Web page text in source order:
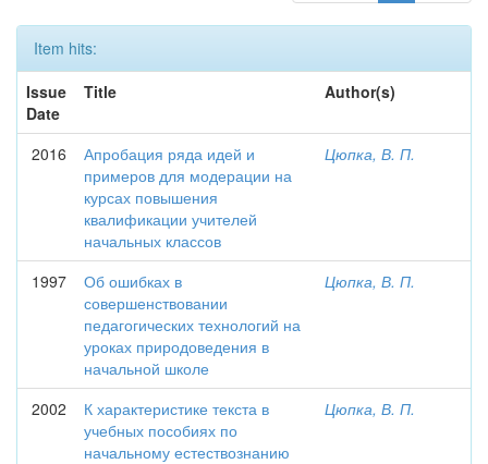
Item hits:
Issue
Date
Title Author(s)
2016
Апробация ряда идей и
примеров для модерации на
курсах повышения
квалификации учителей
начальных классов
Цюпка, В. П.
1997
Об ошибках в
совершенствовании
педагогических технологий на
уроках природоведения в
начальной школе
Цюпка, В. П.
2002
К характеристике текста в
учебных пособиях по
начальному естествознанию
Цюпка, В. П.